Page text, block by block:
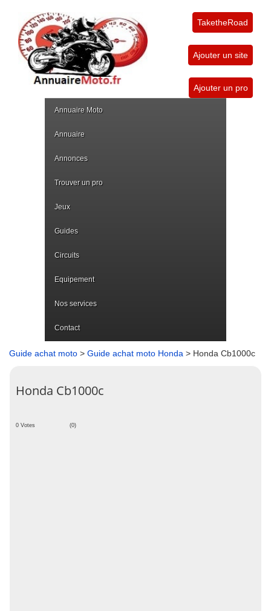
TaketheRoad
Ajouter un site
Ajouter un pro
Annuaire Moto
Annuaire
Annonces
Trouver un pro
Jeux
Guides
Circuits
Equipement
Nos services
Contact
Guide achat moto > Guide achat moto Honda > Honda Cb1000c
Honda Cb1000c
0 Votes (0)